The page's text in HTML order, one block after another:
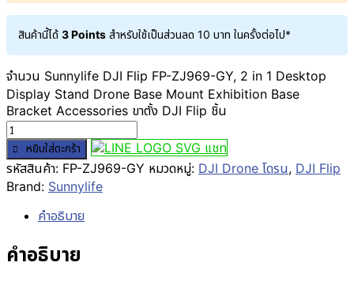
สินค้านี้ได้ 3 Points สำหรับใช้เป็นส่วนลด 10 บาท ในครั้งต่อไป*
จำนวน Sunnylife DJI Flip FP-ZJ969-GY, 2 in 1 Desktop
Display Stand Drone Base Mount Exhibition Base
Bracket Accessories ขาตั้ง DJI Flip ชิ้น
หยิบใส่ตะกร้า
แชท
รหัสสินค้า: FP-ZJ969-GY หมวดหมู่: DJI Drone โดรน, DJI Flip
Brand: Sunnylife
คำอธิบาย
คำอธิบาย